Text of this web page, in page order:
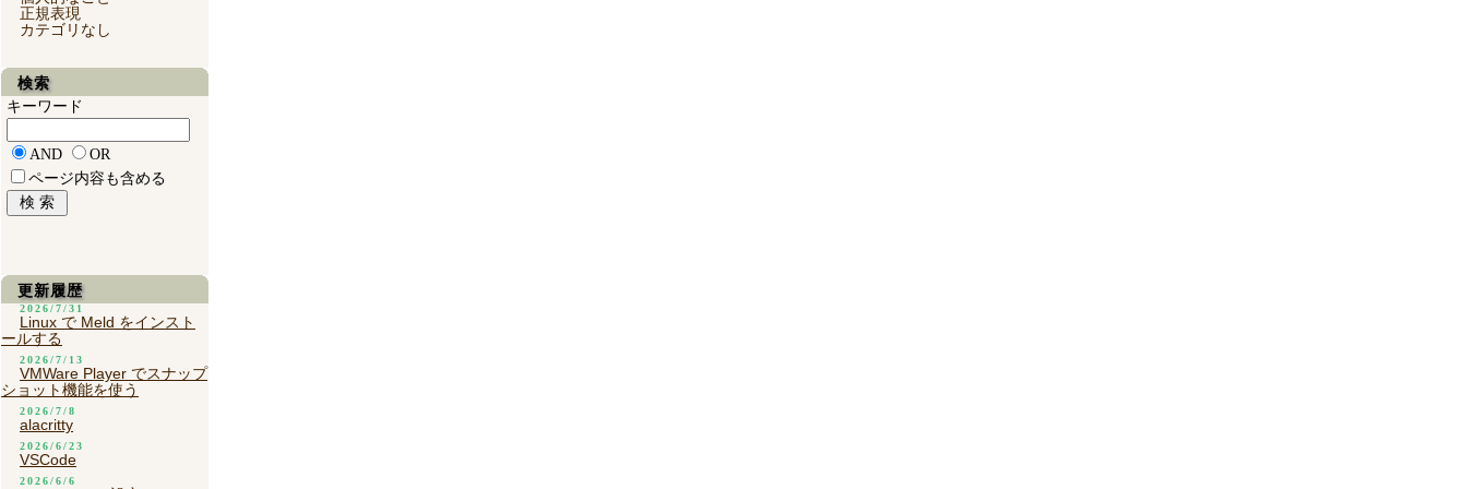
正規表現
カテゴリなし
検索
キーワード
AND
OR
ページ内容も含める
更新履歴
2026/7/31
Linux で Meld をインスト
ールする
2026/7/13
VMWare Player でスナップ
ショット機能を使う
2026/7/8
alacritty
2026/6/23
VSCode
2026/6/6